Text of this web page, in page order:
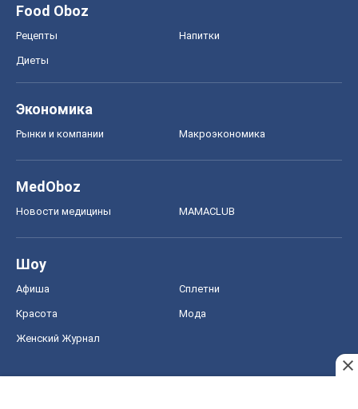
Food Oboz
Рецепты Напитки
Диеты
Экономика
Рынки и компании Mакроэкономика
MedOboz
Новости медицины MAMACLUB
Шоу
Афиша Сплетни
Красота Мода
Женский Журнал